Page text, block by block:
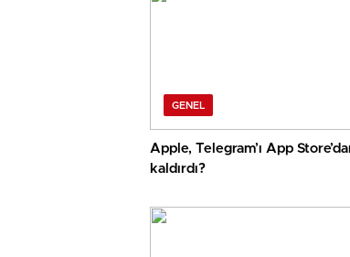
GENEL
Apple, Telegram’ı App
kaldırdı?